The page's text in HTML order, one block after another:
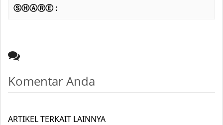
ⓈⒽⒶⓇⒺ :
Komentar Anda
ARTIKEL TERKAIT LAINNYA